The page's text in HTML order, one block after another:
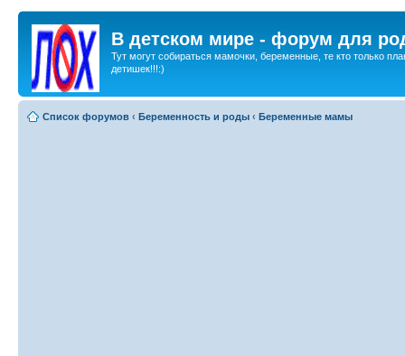
В детском мире - форум для
Тут могут собираться мамочки, беременные, те кто только
детишек!!!:)
Список форумов ‹ Беременность и роды ‹ Беременные мамы